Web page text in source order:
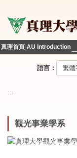
到
主
內
真理首頁 AU Introduction
語言：
:::
觀光事業學系